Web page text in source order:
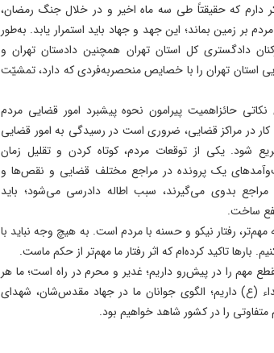
دارم که حقیقتاً طی سه ماه اخیر و در خلال جنگ رمضان،
بر زمین بماند؛ این جهد و جهاد باید استمرار یابد. به‌طور
دادگستری کل استان تهران همچنین دادستان تهران و
استان تهران را با خصایص منحصربه‌فردی که دارد، تمشیّت
حائزاهمیت پیرامون نحوه پیشبرد امور قضایی مردم
در مراکز قضایی، ضروری است در رسیدگی به امور قضایی
شود. یکی از توقعات مردم، کوتاه کردن و تقلیل زمان
یک پرونده در مراجع مختلف قضایی و نقص‌ها و
مراجع بدوی می‌گیرند، سبب اطاله دادرسی می‌شود؛ باید
ساخت.
رفتار نیکو و حسنه با مردم است. به هیچ وجه نباید با
بارها تاکید کرده‌ام که اثر رفتار ما مهم‌تر از حکم ماست.
مهم را در پیش‌رو داریم؛ غدیر و محرم در راه است؛ ما هر
(ع) داریم؛ الگوی جوانان ما در جهاد مقدس‌شان، شهدای
را در کشور شاهد خواهیم بود.